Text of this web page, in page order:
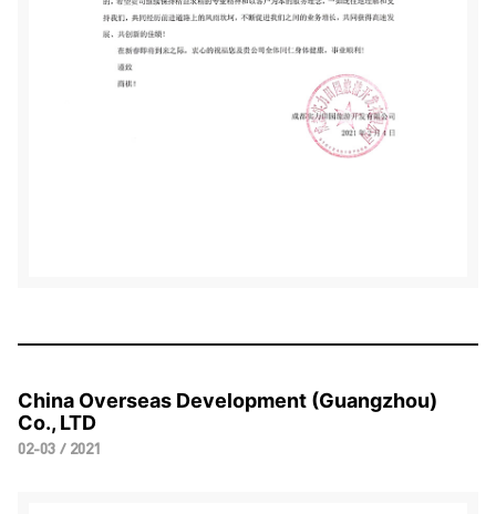
China Overseas Development (Guangzhou)
Co., LTD
02-03 / 2021